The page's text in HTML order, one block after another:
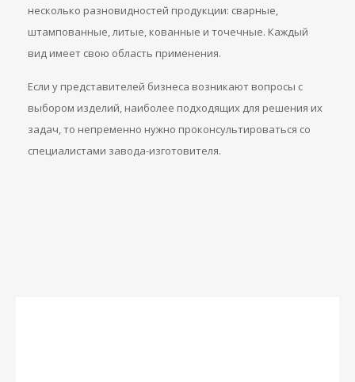
несколько разновидностей продукции: сварные,
штампованные, литые, кованные и точечные. Каждый
вид имеет свою область применения.
Если у представителей бизнеса возникают вопросы с
выбором изделий, наиболее подходящих для решения их
задач, то непременно нужно проконсультироваться со
специалистами завода-изготовителя.